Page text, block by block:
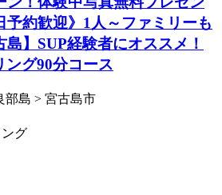
予約歓迎》1人～ファミリーも
】SUP経験者にオススメ！
ング90分コース
部島 > 宮古島市
グ